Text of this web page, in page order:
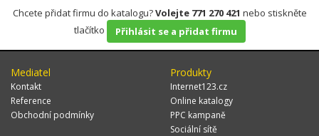
Chcete přidat firmu do katalogu?Volejte 771 270 421 nebo stiskněte
tlačítko
Přihlásit se a přidat firmu
Mediatel
Kontakt
Reference
Obchodní podmínky
Produkty
Internet123.cz
Online katalogy
PPC kampaně
Sociální sítě